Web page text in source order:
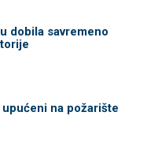
dobila savremeno
na požarište